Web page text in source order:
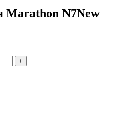
Marathon N7New
+